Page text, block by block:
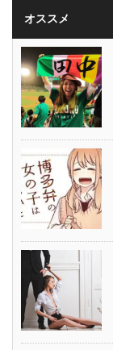
オススメ